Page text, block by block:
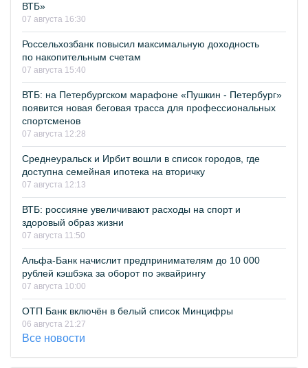
ВТБ»
07 августа 16:30
Россельхозбанк повысил максимальную доходность
по накопительным счетам
07 августа 15:40
ВТБ: на Петербургском марафоне «Пушкин - Петербург»
появится новая беговая трасса для профессиональных
спортсменов
07 августа 12:28
Среднеуральск и Ирбит вошли в список городов, где
доступна семейная ипотека на вторичку
07 августа 12:13
ВТБ: россияне увеличивают расходы на спорт и
здоровый образ жизни
07 августа 11:50
Альфа-Банк начислит предпринимателям до 10 000
рублей кэшбэка за оборот по эквайрингу
07 августа 10:00
ОТП Банк включён в белый список Минцифры
06 августа 21:27
Все новости